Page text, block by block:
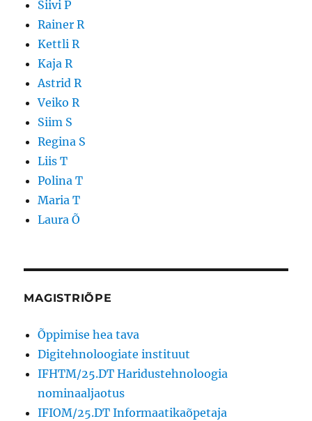
Siivi P
Rainer R
Kettli R
Kaja R
Astrid R
Veiko R
Siim S
Regina S
Liis T
Polina T
Maria T
Laura Õ
MAGISTRIÕPE
Õppimise hea tava
Digitehnoloogiate instituut
IFHTM/25.DT Haridustehnoloogia
nominaaljaotus
IFIOM/25.DT Informaatikaõpetaja